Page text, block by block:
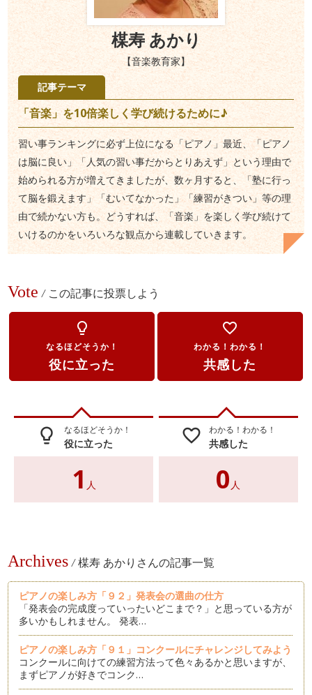
楳寿 あかり
【音楽教育家】
記事テーマ
「音楽」を10倍楽しく学び続けるために♪
習い事ランキングに必ず上位になる「ピアノ」最近、「ピアノ
は脳に良い」「人気の習い事だからとりあえず」という理由で
始められる方が増えてきましたが、数ヶ月すると、「塾に行っ
て脳を鍛えます」「むいてなかった」「練習がきつい」等の理
由で続かない方も。どうすれば、「音楽」を楽しく学び続けて
いけるのかをいろいろな観点から連載していきます。
Vote / この記事に投票しよう
lightbulb_outline
なるほどそうか！
役に立った
favorite_border
わかる！わかる！
共感した
lightbulb_outline なるほどそうか！
役に立った
1 人
favorite_border わかる！わかる！
共感した
0 人
Archives / 楳寿 あかりさんの記事一覧
ピアノの楽しみ方「９２」発表会の選曲の仕方
「発表会の完成度っていったいどこまで？」と思っている方が
多いかもしれません。 発表…
ピアノの楽しみ方「９１」コンクールにチャレンジしてみよう
コンクールに向けての練習方法って色々あるかと思いますが、
まずピアノが好きでコンク…